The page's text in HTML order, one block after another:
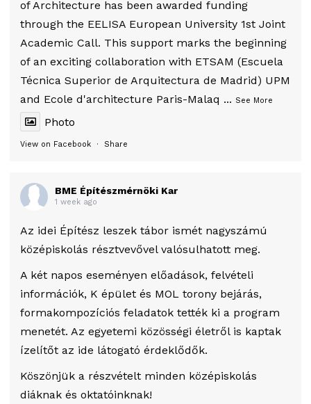
of Architecture has been awarded funding
through the EELISA European University 1st Joint
Academic Call. This support marks the beginning
of an exciting collaboration with ETSAM (Escuela
Técnica Superior de Arquitectura de Madrid) UPM
and Ecole d'architecture Paris-Malaq ... See More
Photo
View on Facebook · Share
BME Építészmérnöki Kar
1 week ago
Az idei Építész leszek tábor ismét nagyszámú
középiskolás résztvevővel valósulhatott meg.
A két napos eseményen előadások, felvételi
információk, K épület és MOL torony bejárás,
formakompozíciós feladatok tették ki a program
menetét. Az egyetemi közösségi életről is kaptak
ízelítőt az ide látogató érdeklődők.
Köszönjük a részvételt minden középiskolás
diáknak és oktatóinknak!